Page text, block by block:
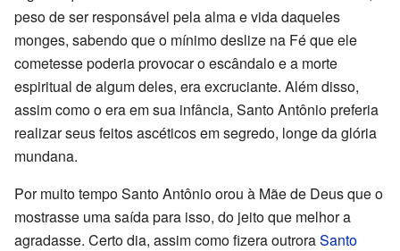
peso de ser responsável pela alma e vida daqueles
monges, sabendo que o mínimo deslize na Fé que ele
cometesse poderia provocar o escândalo e a morte
espiritual de algum deles, era excruciante. Além disso,
assim como o era em sua infância, Santo Antônio preferia
realizar seus feitos ascéticos em segredo, longe da glória
mundana.
Por muito tempo Santo Antônio orou à Mãe de Deus que o
mostrasse uma saída para isso, do jeito que melhor a
agradasse. Certo dia, assim como fizera outroraSanto